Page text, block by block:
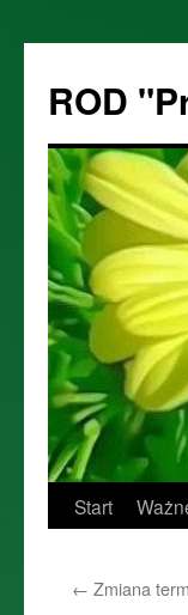
ROD
Przejdź
treści
Start
← Zmiana